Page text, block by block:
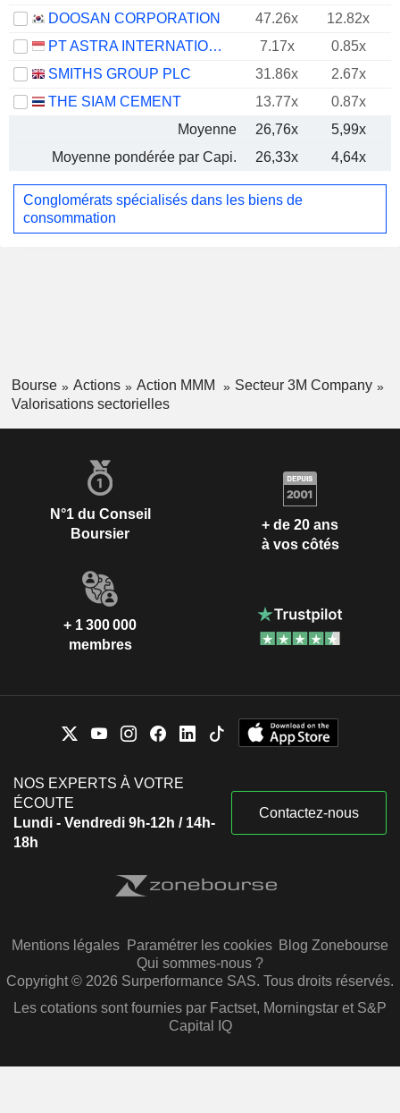
DOOSAN CORPORATION
47.26x
12.82x
PT ASTRA INTERNATIONAL TBK
7.17x
0.85x
SMITHS GROUP PLC
31.86x 2.67x
THE SIAM CEMENT
13.77x
0.87x
Moyenne
26,76x
5,99x
Moyenne pondérée par Capi.
26,33x 4,64x
Conglomérats spécialisés dans les biens de
consommation
Bourse Actions Action MMM
Secteur 3M Company
Valorisations sectorielles
N°1 du Conseil
Boursier
+ de 20 ans
à vos côtés
+ 1 300 000
membres
NOS EXPERTS À VOTRE
ÉCOUTE
Lundi - Vendredi 9h-12h / 14h-
18h
Contactez-nous
Mentions légales Paramétrer les cookies Blog Zonebourse
Qui sommes-nous ?
Copyright © 2026 Surperformance SAS. Tous droits réservés.
Les cotations sont fournies par Factset, Morningstar et S&P
Capital IQ